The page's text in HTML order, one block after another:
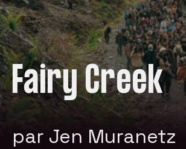
Fairy Creek
par Jen Muranetz